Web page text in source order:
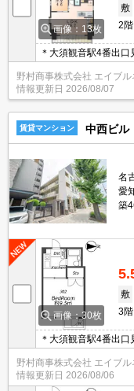
画像：13枚
敷
2階
＊大須観音駅4番出口
野村商事株式会社 エイブ
情報更新日 2026/08/07
賃貸マンション 中西ビル
名
愛
築
画像：30枚
敷
3階
＊大須観音駅4番出口
野村商事株式会社 エイブ
情報更新日 2026/08/06